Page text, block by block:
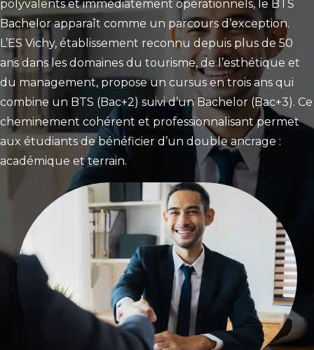
polyvalents et immédiatement opérationnels, le BTS
Bachelor apparaît comme un parcours d’exception.
L’ES Vichy, établissement reconnu depuis plus de 50
ans dans les domaines du tourisme, de l’esthétique et
du management, propose un cursus en trois ans qui
combine un BTS (Bac+2) suivi d’un Bachelor (Bac+3). Ce
cheminement cohérent et professionnalisant permet
aux étudiants de bénéficier d’un double ancrage :
académique et terrain.